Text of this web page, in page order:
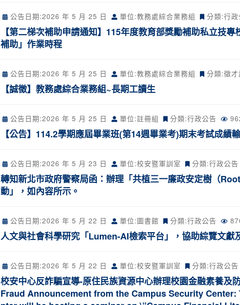
公告日期:2026 年 5 月 25 日 單位:教務處綜合業務組 分類:行
【第二梯次補助申請通知】115年度教育部獎勵補助私立技
補助」作業時程
公告日期:2026 年 5 月 25 日 單位:教務處綜合業務組 分類:徵才
【誠徵】教務處綜合業務組~長期工讀生
公告日期:2026 年 5 月 25 日 單位:註冊組 分類:行政公告
【公告】114.2學期應屆畢業班(第14週畢業考)期末考試成績
公告日期:2026 年 5 月 23 日 單位:校安暨軍訓室 分類:行政公告
轉知新北市政府警察局函：辦理「共植三一廉政安定樹（
動」，如內容所示。
公告日期:2026 年 5 月 22 日 單位:圖書館 分類:行政公告
人文與社會科學研究「Lumen-AI檢索平台」，協助綜覽文獻
公告日期:2026 年 5 月 22 日 單位:校安暨軍訓室 分類:行政公告
校安中心反詐騙宣導-原住民族資源中心辦理校園金融素養及
Fraud Announcement from the Campus Security